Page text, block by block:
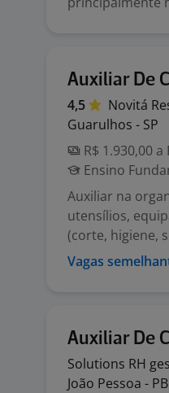
Auxiliar De
4,5 Novitá
Guarulhos - SP
R$ 1.930,00 a
Ensino
Auxiliar na
utensílios,
(corte, higiene,
Vagas
Auxiliar De
Solutions RH
João Pessoa - PB